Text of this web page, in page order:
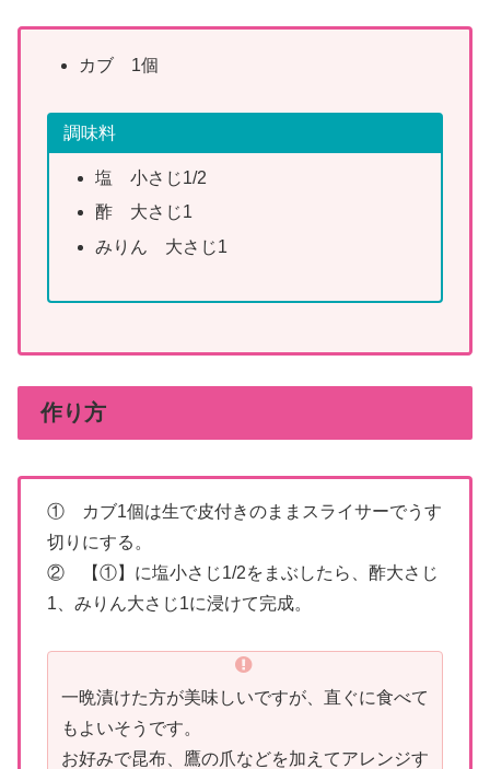
カブ 1個
調味料
塩 小さじ1/2
酢 大さじ1
みりん 大さじ1
作り方
① カブ1個は生で皮付きのままスライサーでうす
切りにする。
② 【①】に塩小さじ1/2をまぶしたら、酢大さじ
1、みりん大さじ1に浸けて完成。
一晩漬けた方が美味しいですが、直ぐに食べて
もよいそうです。
お好みで昆布、鷹の爪などを加えてアレンジす